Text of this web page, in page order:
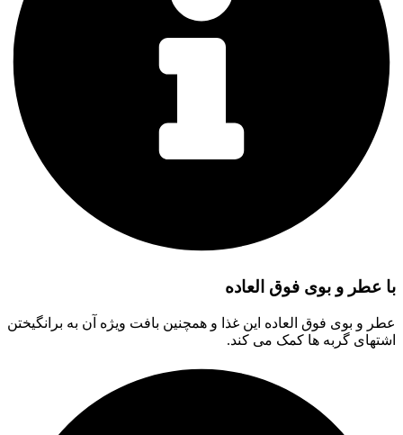
با عطر و بوی فوق العاده
عطر و بوی فوق العاده این غذا و همچنین بافت ویژه آن به برانگیختن
اشتهای گربه ها کمک می کند.